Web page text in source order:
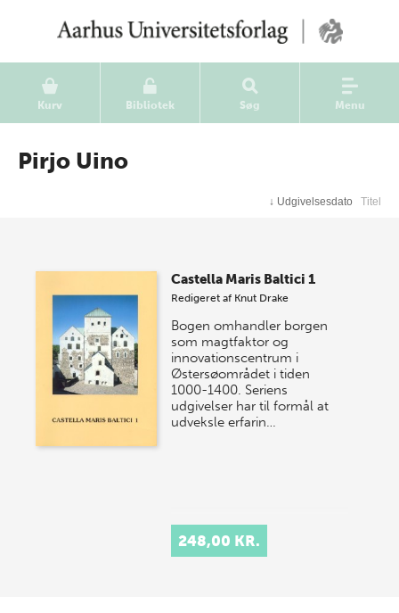
Kurv Bibliotek Søg Menu
Pirjo Uino
↓ Udgivelsesdato Titel
Castella Maris Baltici 1
Redigeret af Knut Drake
Bogen omhandler borgen
som magtfaktor og
innovationscentrum i
Østersøområdet i tiden
1000-1400. Seriens
udgivelser har til formål at
udveksle erfarin…
248,00 KR.